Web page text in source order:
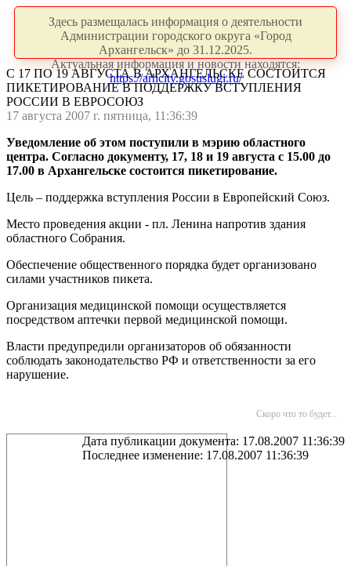
Здесь размещалась информация о деятельности
Администрации городского округа «Город
Архангельск» до 31.12.2025.
Актуальная информация и новости находятся:
https://arhcity.gosuslugi.ru/
С 17 ПО 19 АВГУСТА В АРХАНГЕЛЬСКЕ СОСТОИТСЯ
ПИКЕТИРОВАНИЕ В ПОДДЕРЖКУ ВСТУПЛЕНИЯ
РОССИИ В ЕВРОСОЮЗ
17 августа 2007 г. пятница, 11:36:39
Уведомление об этом поступили в мэрию областного
центра. Согласно документу, 17, 18 и 19 августа с 15.00 до
17.00 в Архангельске состоится пикетирование.
Цель – поддержка вступления России в Европейский Союз.
Место проведения акции - пл. Ленина напротив здания
областного Собрания.
Обеспечение общественного порядка будет организовано
силами участников пикета.
Организация медицинской помощи осуществляется
посредством аптечки первой медицинской помощи.
Власти предупредили организаторов об обязанности
соблюдать законодательство РФ и ответственности за его
нарушение.
Скоро что то будет...
Дата публикации документа: 17.08.2007 11:36:39
Последнее изменение: 17.08.2007 11:36:39